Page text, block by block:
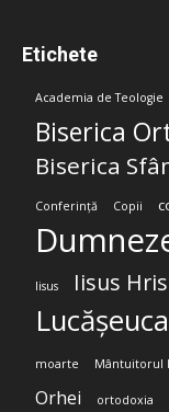
Etichete
Academia de Teologie
Biserica
Biserica
Conferință Copii
Iisus Iisus
Lucășeuca
moarte Mântuitorul
Orhei ortodoxia